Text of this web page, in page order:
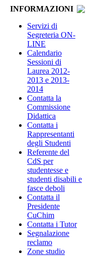
INFORMAZIONI
Servizi di
Segreteria ON-
LINE
Calendario
Sessioni di
Laurea 2012-
2013 e 2013-
2014
Contatta la
Commissione
Didattica
Contatta i
Rappresentanti
degli Studenti
Referente del
CdS per
studentesse e
studenti disabili e
fasce deboli
Contatta il
Presidente
CuChim
Contatta i Tutor
Segnalazione
reclamo
Zone studio